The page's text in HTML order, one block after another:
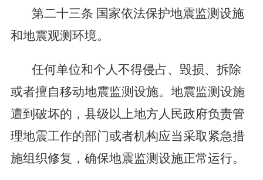
第二十三条 国家依法保护地震监测设施
和地震观测环境。
任何单位和个人不得侵占、毁损、拆除
或者擅自移动地震监测设施。地震监测设施
遭到破坏的，县级以上地方人民政府负责管
理地震工作的部门或者机构应当采取紧急措
施组织修复，确保地震监测设施正常运行。